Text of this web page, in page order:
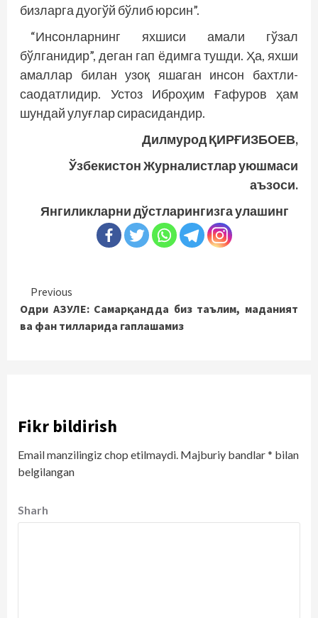
бизларга дуогўй бўлиб юрсин”.
“Инсонларнинг яхшиси амали гўзал
бўлганидир”, деган гап ёдимга тушди. Ҳа, яхши
амаллар билан узоқ яшаган инсон бахтли-
саодатлидир. Устоз Иброҳим Ғафуров ҳам
шундай улуғлар сирасидандир.
Дилмурод ҚИРҒИЗБОЕВ,
Ўзбекистон Журналистлар уюшмаси
аъзоси.
Янгиликларни дўстларингизга улашинг
Continue
Reading
Previous
Одри АЗУЛЕ: Самарқандда биз таълим, маданият
ва фан тилларида гаплашамиз
Fikr bildirish
Email manzilingiz chop etilmaydi. Majburiy bandlar* bilan
belgilangan
Sharh